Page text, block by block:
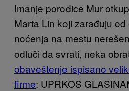
Imanje porodice Mur
Marta Lin koji zarađuju
noćenja na mestu
odluči da svrati, neka
obaveštenje ispisano
firme: UPRKOS